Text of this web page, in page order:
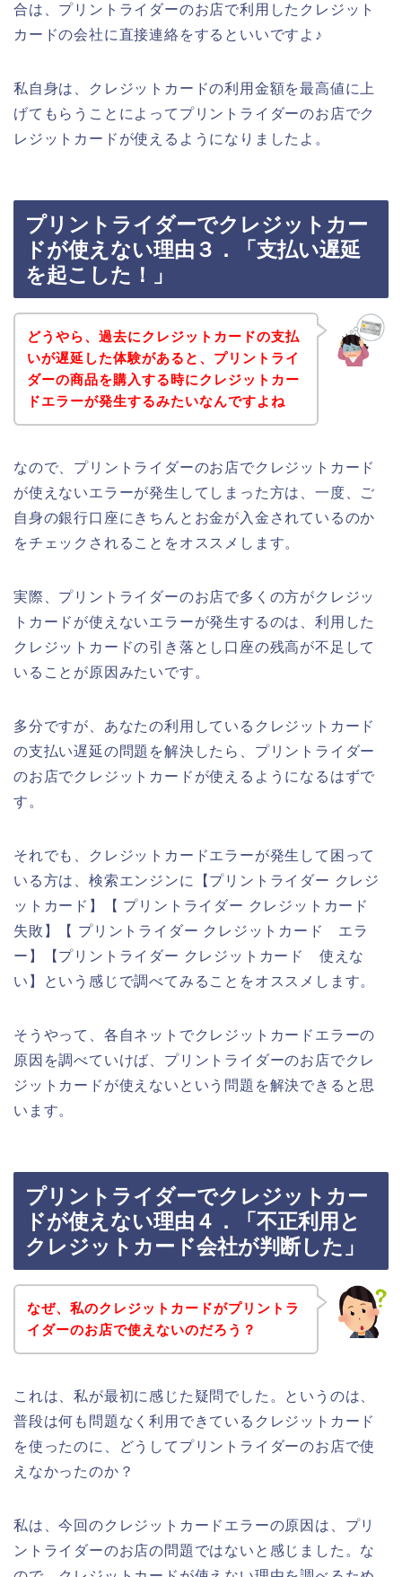
合は、プリントライダーのお店で利用したクレジット
カードの会社に直接連絡をするといいですよ♪
私自身は、クレジットカードの利用金額を最高値に上
げてもらうことによってプリントライダーのお店でク
レジットカードが使えるようになりましたよ。
プリントライダーでクレジットカー
ドが使えない理由３．「支払い遅延
を起こした！」
どうやら、過去にクレジットカードの支払
いが遅延した体験があると、プリントライ
ダーの商品を購入する時にクレジットカー
ドエラーが発生するみたいなんですよね
なので、プリントライダーのお店でクレジットカード
が使えないエラーが発生してしまった方は、一度、ご
自身の銀行口座にきちんとお金が入金されているのか
をチェックされることをオススメします。
実際、プリントライダーのお店で多くの方がクレジッ
トカードが使えないエラーが発生するのは、利用した
クレジットカードの引き落とし口座の残高が不足して
いることが原因みたいです。
多分ですが、あなたの利用しているクレジットカード
の支払い遅延の問題を解決したら、プリントライダー
のお店でクレジットカードが使えるようになるはずで
す。
それでも、クレジットカードエラーが発生して困って
いる方は、検索エンジンに【プリントライダー クレジ
ットカード】【 プリントライダー クレジットカード
失敗】【 プリントライダー クレジットカード エラ
ー】【プリントライダー クレジットカード 使えな
い】という感じで調べてみることをオススメします。
そうやって、各自ネットでクレジットカードエラーの
原因を調べていけば、プリントライダーのお店でクレ
ジットカードが使えないという問題を解決できると思
います。
プリントライダーでクレジットカー
ドが使えない理由４．「不正利用と
クレジットカード会社が判断した」
なぜ、私のクレジットカードがプリントラ
イダーのお店で使えないのだろう？
これは、私が最初に感じた疑問でした。というのは、
普段は何も問題なく利用できているクレジットカード
を使ったのに、どうしてプリントライダーのお店で使
えなかったのか？
私は、今回のクレジットカードエラーの原因は、プリ
ントライダーのお店の問題ではないと感じました。な